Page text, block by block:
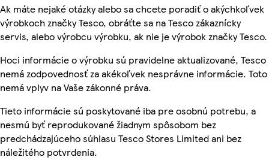
Ak máte nejaké otázky alebo sa chcete poradiť o akýchkoľvek
výrobkoch značky Tesco, obráťte sa na Tesco zákaznícky
servis, alebo výrobcu výrobku, ak nie je výrobok značky Tesco.
Hoci informácie o výrobku sú pravidelne aktualizované, Tesco
nemá zodpovednosť za akékoľvek nesprávne informácie. Toto
nemá vplyv na Vaše zákonné práva.
Tieto informácie sú poskytované iba pre osobnú potrebu, a
nesmú byť reprodukované žiadnym spôsobom bez
predchádzajúceho súhlasu Tesco Stores Limited ani bez
náležitého potvrdenia.